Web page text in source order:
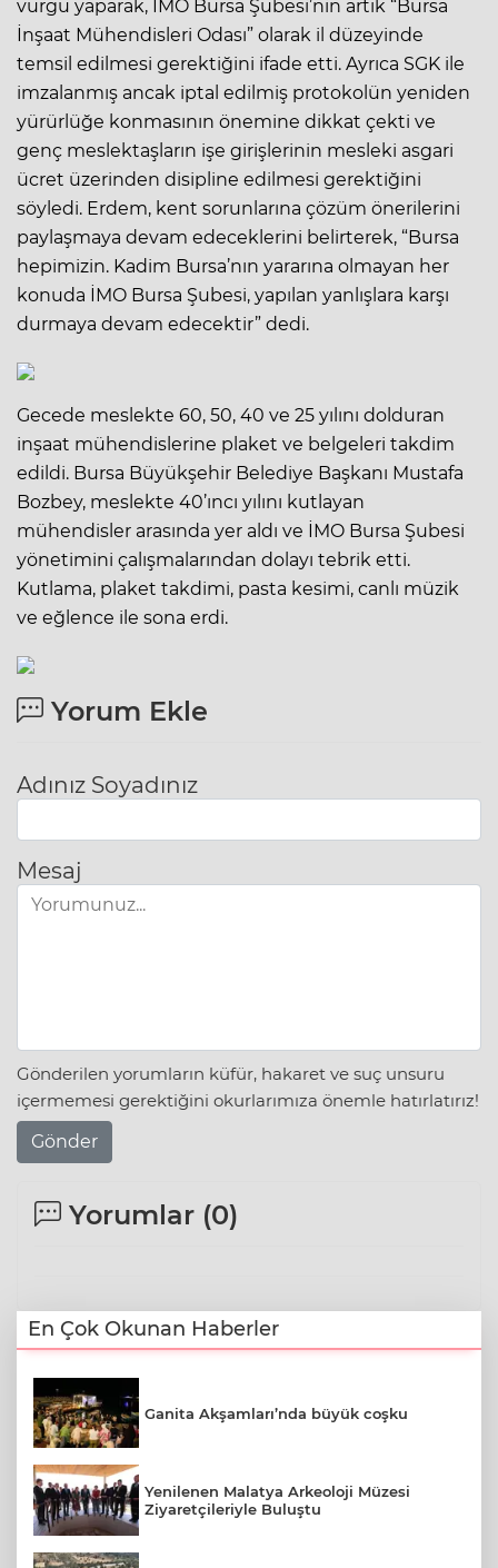
vurgu yaparak, İMO Bursa Şubesi’nin artık “Bursa
İnşaat Mühendisleri Odası” olarak il düzeyinde
temsil edilmesi gerektiğini ifade etti. Ayrıca SGK ile
imzalanmış ancak iptal edilmiş protokolün yeniden
yürürlüğe konmasının önemine dikkat çekti ve
genç meslektaşların işe girişlerinin mesleki asgari
ücret üzerinden disipline edilmesi gerektiğini
söyledi. Erdem, kent sorunlarına çözüm önerilerini
paylaşmaya devam edeceklerini belirterek, “Bursa
hepimizin. Kadim Bursa’nın yararına olmayan her
konuda İMO Bursa Şubesi, yapılan yanlışlara karşı
durmaya devam edecektir” dedi.
Gecede meslekte 60, 50, 40 ve 25 yılını dolduran
inşaat mühendislerine plaket ve belgeleri takdim
edildi. Bursa Büyükşehir Belediye Başkanı Mustafa
Bozbey, meslekte 40’ıncı yılını kutlayan
mühendisler arasında yer aldı ve İMO Bursa Şubesi
yönetimini çalışmalarından dolayı tebrik etti.
Kutlama, plaket takdimi, pasta kesimi, canlı müzik
ve eğlence ile sona erdi.
Yorum Ekle
Adınız Soyadınız
Mesaj
Gönderilen yorumların küfür, hakaret ve suç unsuru
içermemesi gerektiğini okurlarımıza önemle hatırlatırız!
Gönder
Yorumlar (0)
En Çok Okunan Haberler
Ganita Akşamları’nda büyük coşku
Yenilenen Malatya Arkeoloji Müzesi
Ziyaretçileriyle Buluştu